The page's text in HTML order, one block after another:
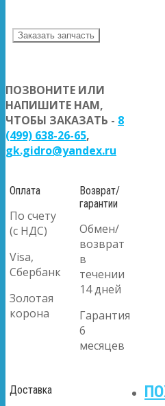
Заказать запчасть
ПОЗВОНИТЕ ИЛИ
НАПИШИТЕ НАМ,
ЧТОБЫ ЗАКАЗАТЬ - 8
(499) 638-26-65,
gk.gidro@yandex.ru
Оплата
По счету
(с НДС)
Visa,
Сбербанк
Золотая
корона
Возврат/
гарантии
Обмен/
возврат
в
течении
14 дней
Гарантия
6
месяцев
Доставка